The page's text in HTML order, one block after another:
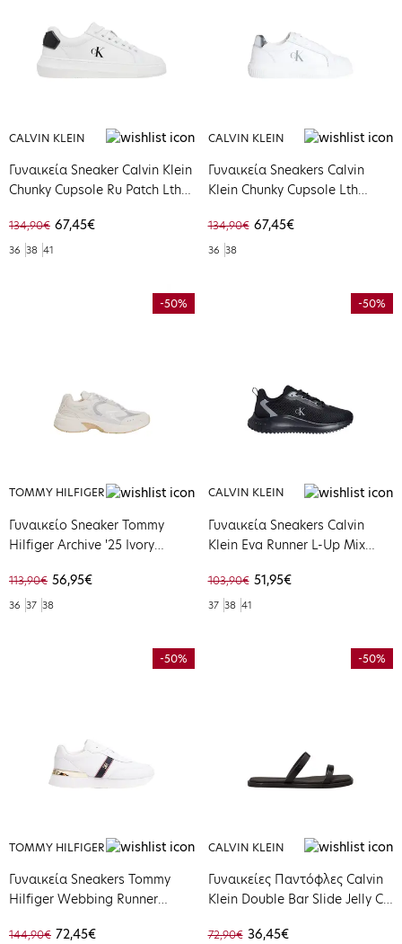
CALVIN KLEIN
Γυναικεία Sneaker Calvin Klein
Chunky Cupsole Ru Patch Lth
YW0YW01846-01W
134,90€ 67,45€
36 38 41
CALVIN KLEIN
Γυναικεία Sneakers Calvin
Klein Chunky Cupsole Lth
YW0YW01876-02R
134,90€ 67,45€
36 38
-50%
TOMMY HILFIGER
Γυναικείο Sneaker Tommy
Hilfiger Archive '25 Ivory
113,90€ 56,95€
36 37 38
-50%
CALVIN KLEIN
Γυναικεία Sneakers Calvin
Klein Eva Runner L-Up Mix
Mockingbird YW0YW01851-
0GU
103,90€ 51,95€
37 38 41
-50%
TOMMY HILFIGER
Γυναικεία Sneakers Tommy
Hilfiger Webbing Runner
144,90€ 72,45€
-50%
CALVIN KLEIN
Γυναικείες Παντόφλες Calvin
Klein Double Bar Slide Jelly Ck
72,90€ 36,45€